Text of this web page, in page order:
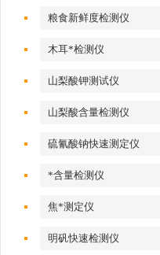
粮食新鲜度检测仪
木耳*检测仪
山梨酸钾测试仪
山梨酸含量检测仪
硫氰酸钠快速测定仪
*含量检测仪
焦*测定仪
明矾快速检测仪